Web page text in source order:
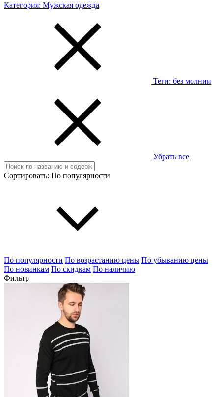
Категория: Мужская одежда
Теги: без молнии
Убрать все
Сортировать: По популярности
По популярности По возрастанию цены По убыванию цены
По новинкам По скидкам По наличию
Фильтр